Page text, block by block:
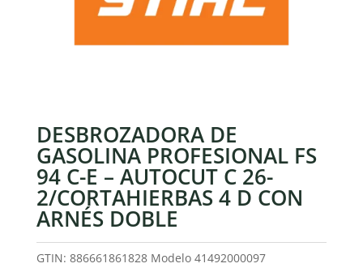
DESBROZADORA DE
GASOLINA PROFESIONAL FS
94 C-E – AUTOCUT C 26-
2/CORTAHIERBAS 4 D CON
ARNÉS DOBLE
GTIN: 886661861828 Modelo 41492000097